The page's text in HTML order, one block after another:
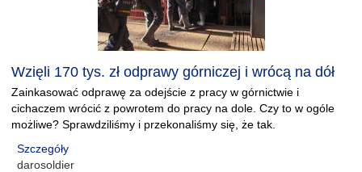
Wzięli 170 tys. zł odprawy górniczej i wrócą na dół
Zainkasować odprawę za odejście z pracy w górnictwie i
cichaczem wrócić z powrotem do pracy na dole. Czy to w ogóle
możliwe? Sprawdziliśmy i przekonaliśmy się, że tak.
Szczegóły
darosoldier